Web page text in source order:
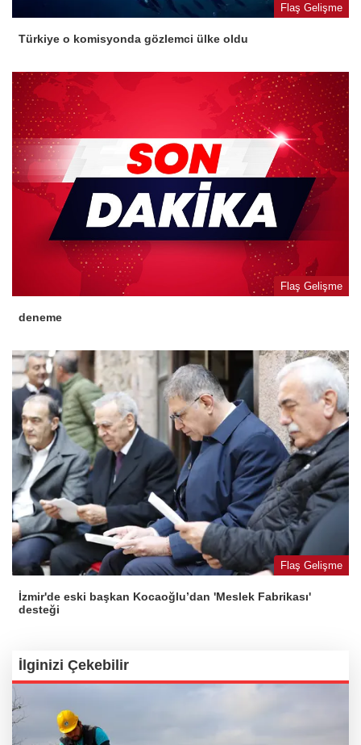
Flaş Gelişme
Türkiye o komisyonda gözlemci ülke oldu
Flaş Gelişme
deneme
Flaş Gelişme
İzmir'de eski başkan Kocaoğlu’dan 'Meslek Fabrikası'
desteği
İlginizi Çekebilir